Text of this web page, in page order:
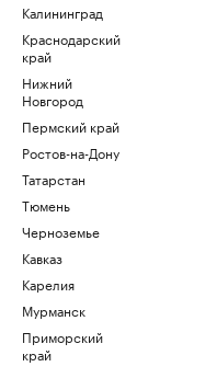
Калининград
Краснодарский
край
Нижний
Новгород
Пермский край
Ростов-на-Дону
Татарстан
Тюмень
Черноземье
Кавказ
Карелия
Мурманск
Приморский
край